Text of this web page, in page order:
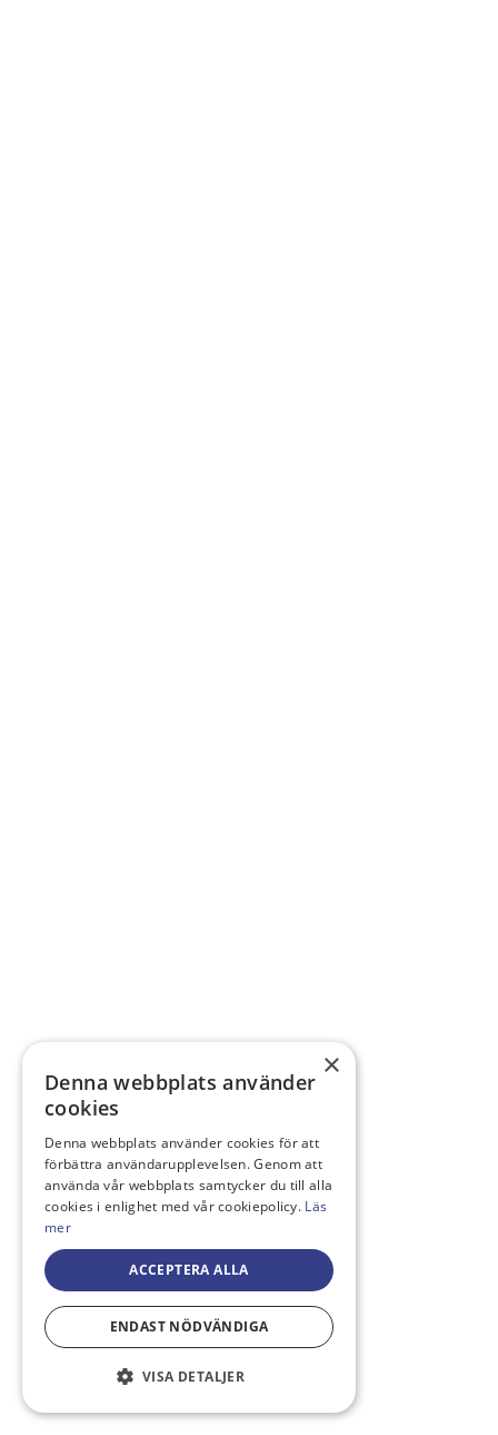
×
Denna webbplats använder
cookies
Denna webbplats använder cookies för att
förbättra användarupplevelsen. Genom att
använda vår webbplats samtycker du till alla
cookies i enlighet med vår cookiepolicy. Läs
mer
ACCEPTERA ALLA
ENDAST NÖDVÄNDIGA
VISA DETALJER